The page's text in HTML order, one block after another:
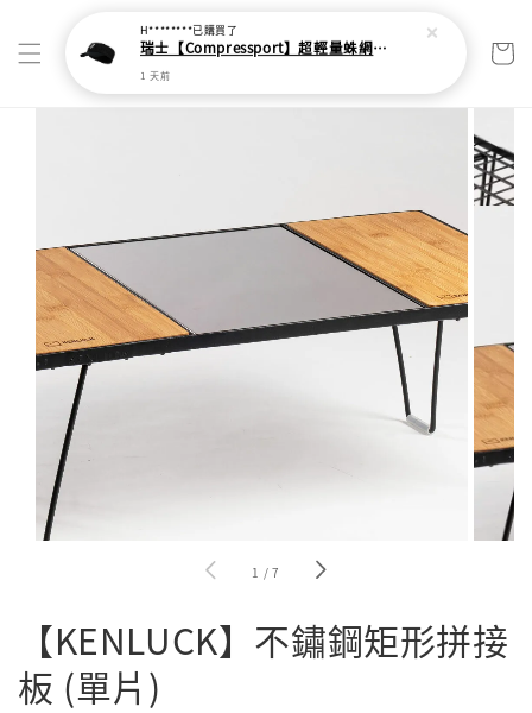
1 /7
【KENLUCK】不鏽鋼矩形拼接
板 (單片)
H********已購買了
瑞士【Compressport】超輕量蛛網頭帶
1 天前